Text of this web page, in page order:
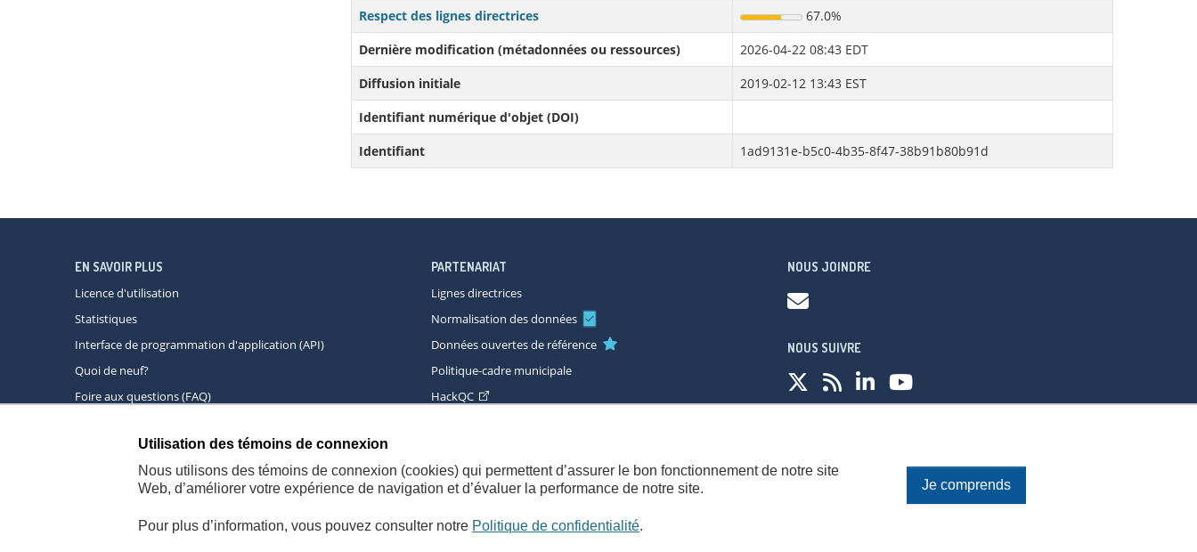
Respect des lignes directrices
67.0%
Dernière modification (métadonnées ou ressources)
2026-04-22 08:43 EDT
Diffusion initiale
2019-02-12 13:43 EST
Identifiant numérique d'objet (DOI)
Identifiant
1ad9131e-b5c0-4b35-8f47-38b91b80b91d
Utilisation des témoins de connexion
Nous utilisons des témoins de connexion (cookies) qui permettent d’assurer le bon fonctionnement de notre site
Web, d’améliorer votre expérience de navigation et d’évaluer la performance de notre site.
Pour plus d’information, vous pouvez consulter notre Politique de confidentialité.
Je comprends
EN SAVOIR PLUS
Licence d'utilisation
Statistiques
Interface de programmation d'application (API)
Quoi de neuf?
Foire aux questions (FAQ)
PARTENARIAT
Lignes directrices
Normalisation des données
Données ouvertes de référence
Politique-cadre municipale
HackQC
NOUS JOINDRE
NOUS SUIVRE
À propos Accessibilité Plan du site Consignes de sécurité Politique de confidentialité